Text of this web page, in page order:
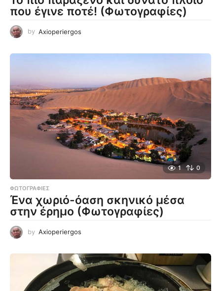
που έγινε ποτέ! (Φωτογραφίες)
by Axioperiergos
1 0
ΦΩΤΟΓΡΑΦΊΕΣ
Ένα χωριό-όαση σκηνικό μέσα
στην έρημο (Φωτογραφίες)
by Axioperiergos